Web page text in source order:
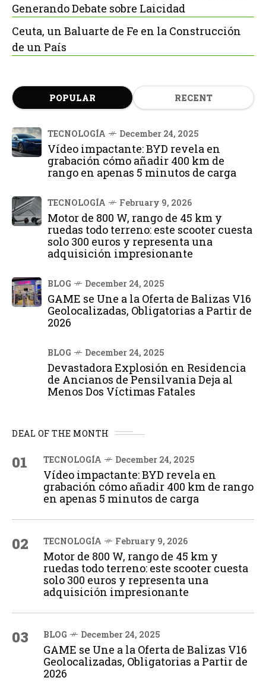
Generando Debate sobre Laicidad
Ceuta, un Baluarte de Fe en la Construcción
de un País
POPULAR RECENT
TECNOLOGÍA December 24, 2025
Vídeo impactante: BYD revela en
grabación cómo añadir 400 km de
rango en apenas 5 minutos de carga
TECNOLOGÍA February 9, 2026
Motor de 800 W, rango de 45 km y
ruedas todo terreno: este scooter cuesta
solo 300 euros y representa una
adquisición impresionante
BLOG December 24, 2025
GAME se Une a la Oferta de Balizas V16
Geolocalizadas, Obligatorias a Partir de
2026
BLOG December 24, 2025
Devastadora Explosión en Residencia
de Ancianos de Pensilvania Deja al
Menos Dos Víctimas Fatales
DEAL OF THE MONTH
01 TECNOLOGÍA December 24, 2025
Vídeo impactante: BYD revela en
grabación cómo añadir 400 km de rango
en apenas 5 minutos de carga
02 TECNOLOGÍA February 9, 2026
Motor de 800 W, rango de 45 km y
ruedas todo terreno: este scooter cuesta
solo 300 euros y representa una
adquisición impresionante
03 BLOG December 24, 2025
GAME se Une a la Oferta de Balizas V16
Geolocalizadas, Obligatorias a Partir de
2026